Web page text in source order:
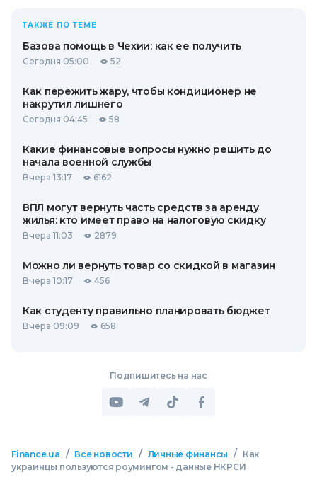
ТАКЖЕ ПО ТЕМЕ
Базова помощь в Чехии: как ее получить
Сегодня 05:00 52
Как пережить жару, чтобы кондиционер не
накрутил лишнего
Сегодня 04:45 58
Какие финансовые вопросы нужно решить до
начала военной службы
Вчера 13:17 6162
ВПЛ могут вернуть часть средств за аренду
жилья: кто имеет право на налоговую скидку
Вчера 11:03 2879
Можно ли вернуть товар со скидкой в ​​магазин
Вчера 10:17 456
Как студенту правильно планировать бюджет
Вчера 09:09 658
Подпишитесь на нас
Finance.ua / Все новости / Личные финансы /
Как
украинцы пользуются роумингом - данные НКРСИ